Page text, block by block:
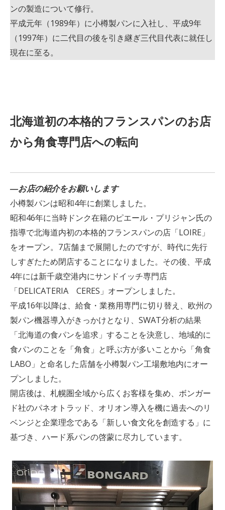
ンの製造について修行。
平成元年（1989年）に小樽製パンに入社し、平成9年
（1997年）に二代目の後を引き継ぎ三代目代表に就任し
現在に至る。
北海道初の本格的フランスパンのお店
から角食専門店への転向
―お店の紹介をお願いします
小樽製パンは昭和4年に創業しました。
昭和46年に当時ドンク在籍のピエール・プリジャン氏の
指導で北海道内初の本格的フランスパンの店「LOIRE」
をオープン。7店舗まで展開したのですが、時代に先行
しすぎたため閉店することになりました。その後、平成
4年には新千歳空港内にサンドイッチ専門店
「DELICATERIA CERES」オープンしました。
平成16年以降は、給食・業務用専門に切り替え、欧州の
製パン機器導入がきっかけとなり、SWAT分析の結果
「北海道の食パンを追求」することを決意し、地域的に
食パンのことを「角食」と呼ぶ方が多いことから「角食
LABO」と命名した店舗を小樽製パン工場敷地内にオー
プンしました。
開店後は、札幌圏全域から広くお客様を集め、ボンガー
ド社のパネオトラッド、オリオン導入を機に過去へのリ
ベンジと企業理念である「新しい食文化を創造する」に
基づき、ハード系パンの啓蒙に尽力しています。